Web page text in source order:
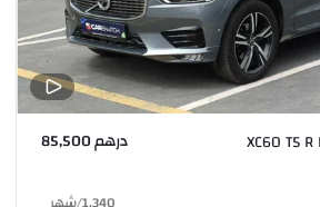
درهم 85,500